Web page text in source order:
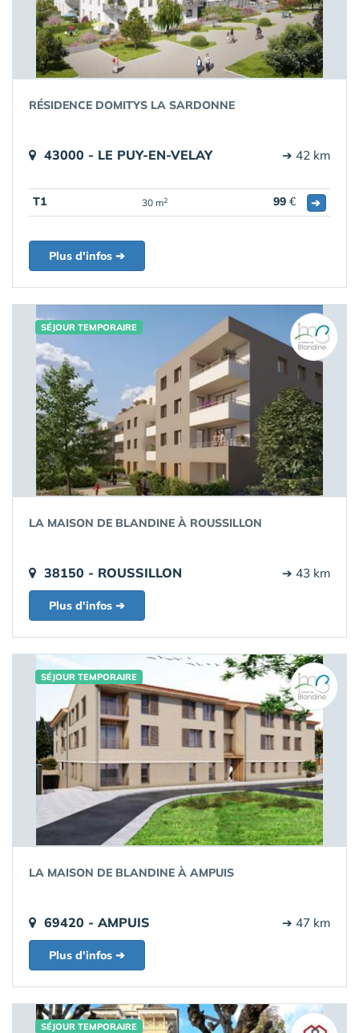
RÉSIDENCE DOMITYS LA SARDONNE
43000 - LE PUY-EN-VELAY ➔ 42 km
T1 30 m2 99 € ➔
Plus d'infos ➔
SÉJOUR TEMPORAIRE
LA MAISON DE BLANDINE À ROUSSILLON
38150 - ROUSSILLON ➔ 43 km
Plus d'infos ➔
SÉJOUR TEMPORAIRE
LA MAISON DE BLANDINE À AMPUIS
69420 - AMPUIS ➔ 47 km
Plus d'infos ➔
SÉJOUR TEMPORAIRE